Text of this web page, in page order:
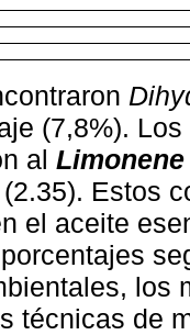
(7,8%).
al Limonene
Estos
el aceite
los
técnicas de